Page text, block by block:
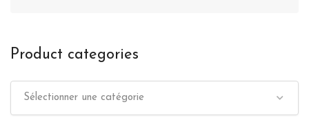
Product categories
Sélectionner une catégorie